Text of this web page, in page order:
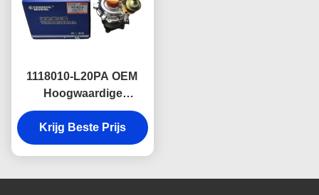
1118010-L20PA OEM
Hoogwaardige
Turbocharger voor
Isuzu 100P & 600P
Dieselmotoren China V
Ontworpen voor
Krijg Beste Prijs